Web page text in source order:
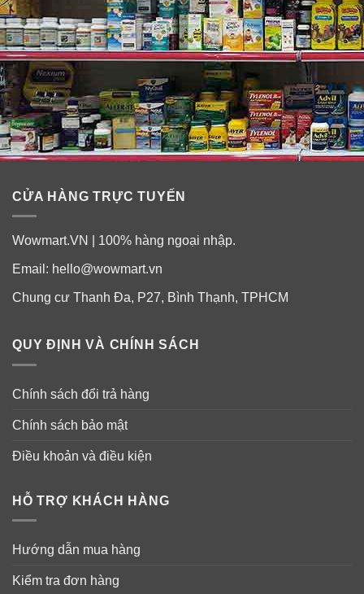
người có vấn đề về da lựa chọn.
CỬA HÀNG TRỰC TUYẾN
Wowmart.VN | 100% hàng ngoại nhập.
Email: hello@wowmart.vn
Chung cư Thanh Đa, P27, Bình Thạnh, TPHCM
QUY ĐỊNH VÀ CHÍNH SÁCH
Chính sách đổi trả hàng
Chính sách bảo mật
Điều khoản và điều kiện
HỖ TRỢ KHÁCH HÀNG
Hướng dẫn mua hàng
Kiểm tra đơn hàng